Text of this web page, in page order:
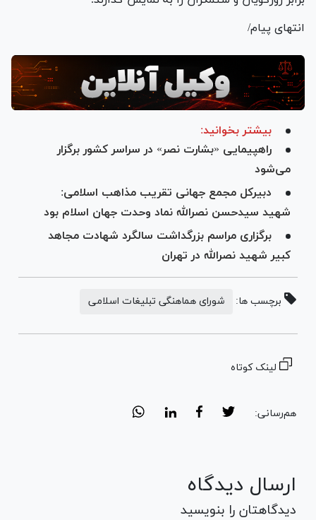
انتهای پیام/
بیشتر بخوانید:
راهپیمایی «بشارت نصر» در سراسر کشور برگزار
می‌شود
دبیرکل مجمع جهانی تقریب مذاهب اسلامی:
شهید سیدحسن نصرالله نماد وحدت جهان اسلام بود
برگزاری مراسم بزرگداشت سالگرد شهادت مجاهد
کبیر شهید نصرالله در تهران
برچسب ها: شورای هماهنگی تبلیغات اسلامی
لینک کوتاه
هم‌رسانی:
ارسال دیدگاه
دیدگاهتان را بنویسید